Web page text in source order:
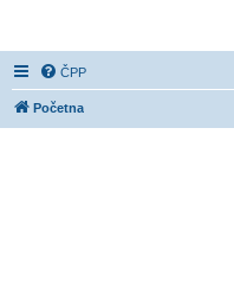
ČPP
Početna